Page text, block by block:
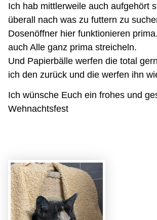
Ich hab mittlerweile auch aufgehört
überall nach was zu futtern zu
Dosenöffner hier funktionieren
auch Alle ganz prima streicheln.
Und Papierbälle werfen die total
ich den zurück und die werfen ihn
Ich wünsche Euch ein frohes und
Wehnachtsfest